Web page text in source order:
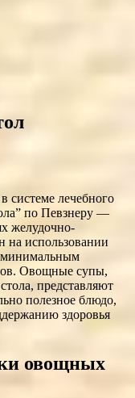
системе лечебного
по Певзнеру —
желудочно-
на использовании
минимальным
Овощные супы,
представляют
полезное блюдо,
здоровья
овощных